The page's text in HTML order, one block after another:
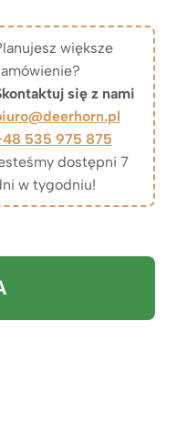
większe
się z nami
535 975 875
dostępni 7
w tygodniu!